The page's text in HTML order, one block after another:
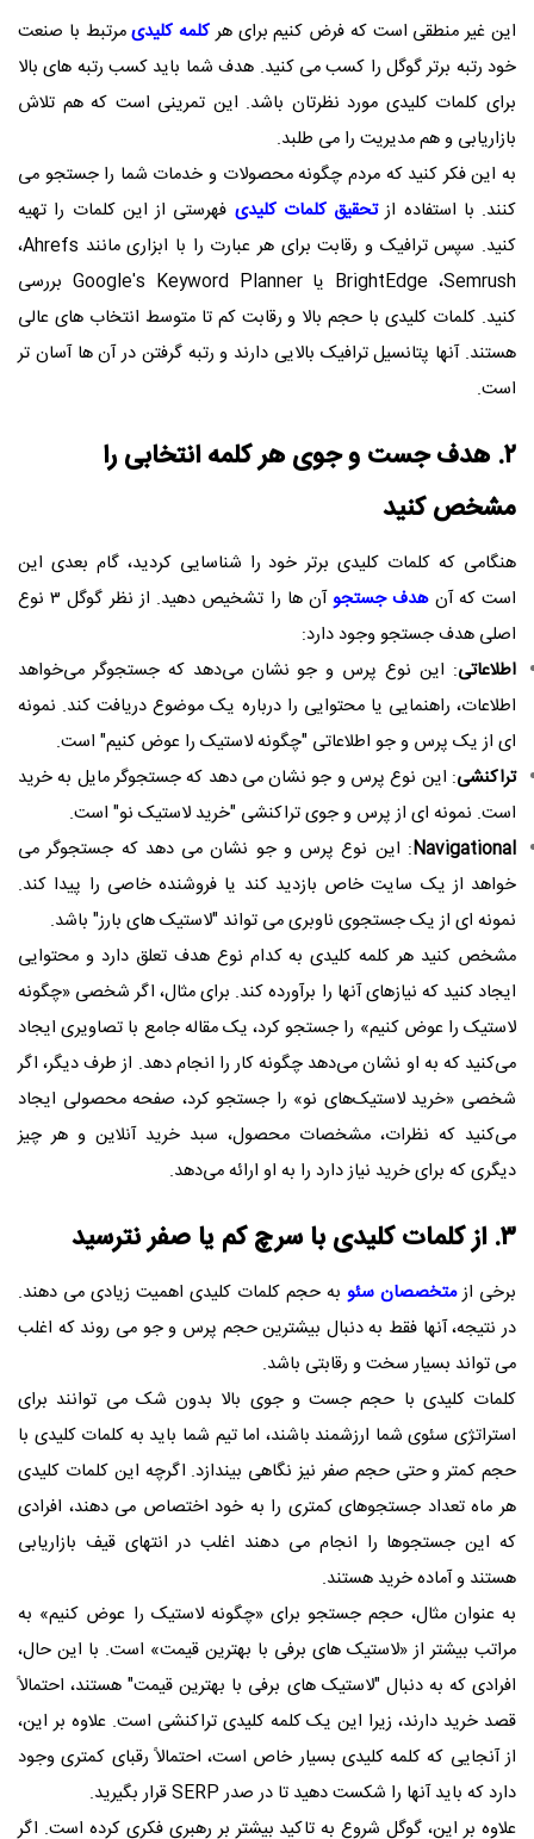
این غیر منطقی است که فرض کنیم برای هر کلمه کلیدیمرتبط با صنعت
خود رتبه برتر گوگل را کسب می کنید. هدف شما باید کسب رتبه های بالا
برای کلمات کلیدی مورد نظرتان باشد. این تمرینی است که هم تلاش
بازاریابی و هم مدیریت را می طلبد.
به این فکر کنید که مردم چگونه محصولات و خدمات شما را جستجو می
کنند. با استفاده ازتحقیق کلمات کلیدی فهرستی از این کلمات را تهیه
کنید. سپس ترافیک و رقابت برای هر عبارت را با ابزاری مانند Ahrefs،
Semrush، BrightEdge یاGoogle's Keyword Planner بررسی
کنید. کلمات کلیدی با حجم بالا و رقابت کم تا متوسط انتخاب های عالی
هستند. آنها پتانسیل ترافیک بالایی دارند و رتبه گرفتن در آن ها آسان تر
است.
۲. هدف جست و جوی هر کلمه انتخابی را
مشخص کنید
هنگامی که کلمات کلیدی برتر خود را شناسایی کردید، گام بعدی این
است که آنهدف جستجو
آن ها را تشخیص دهید. از نظر گوگل ۳ نوع
اصلی هدف جستجو وجود دارد:
اطلاعاتی: این نوع پرس و جو نشان می‌دهد که جستجوگر می‌خواهد
اطلاعات، راهنمایی یا محتوایی را درباره یک موضوع دریافت کند. نمونه
ای از یک پرس و جو اطلاعاتی "چگونه لاستیک را عوض کنیم" است.
تراکنشی: این نوع پرس و جو نشان می دهد که جستجوگر مایل به خرید
است. نمونه ای از پرس و جوی تراکنشی "خرید لاستیک نو" است.
Navigational: این نوع پرس و جو نشان می دهد که جستجوگر می
خواهد از یک سایت خاص بازدید کند یا فروشنده خاصی را پیدا کند.
نمونه ای از یک جستجوی ناوبری می تواند "لاستیک های بارز" باشد.
مشخص کنید هر کلمه کلیدی به کدام نوع هدف تعلق دارد و محتوایی
ایجاد کنید که نیازهای آنها را برآورده کند. برای مثال، اگر شخصی «چگونه
لاستیک را عوض کنیم» را جستجو کرد، یک مقاله جامع با تصاویری ایجاد
می‌کنید که به او نشان می‌دهد چگونه کار را انجام دهد. از طرف دیگر، اگر
شخصی «خرید لاستیک‌های نو» را جستجو کرد، صفحه محصولی ایجاد
می‌کنید که نظرات، مشخصات محصول، سبد خرید آنلاین و هر چیز
دیگری که برای خرید نیاز دارد را به او ارائه می‌دهد.
۳. از کلمات کلیدی با سرچ کم یا صفر نترسید
برخی ازمتخصصان سئو به حجم کلمات کلیدی اهمیت زیادی می دهند.
در نتیجه، آنها فقط به دنبال بیشترین حجم پرس و جو می روند که اغلب
می تواند بسیار سخت و رقابتی باشد.
کلمات کلیدی با حجم جست و جوی بالا بدون شک می توانند برای
استراتژی سئوی شما ارزشمند باشند، اما تیم شما باید به کلمات کلیدی با
حجم کمتر و حتی حجم صفر نیز نگاهی بیندازد. اگرچه این کلمات کلیدی
هر ماه تعداد جستجوهای کمتری را به خود اختصاص می دهند، افرادی
که این جستجوها را انجام می دهند اغلب در انتهای قیف بازاریابی
هستند و آماده خرید هستند.
به عنوان مثال، حجم جستجو برای «چگونه لاستیک را عوض کنیم» به
مراتب بیشتر از «لاستیک های برفی با بهترین قیمت» است. با این حال،
افرادی که به دنبال "لاستیک های برفی با بهترین قیمت" هستند، احتمالاً
قصد خرید دارند، زیرا این یک کلمه کلیدی تراکنشی است. علاوه بر این،
از آنجایی که کلمه کلیدی بسیار خاص است، احتمالاً رقبای کمتری وجود
دارد که باید آنها را شکست دهید تا در صدر SERPقرار بگیرید.
علاوه بر این، گوگل شروع به تاکید بیشتر بر رهبری فکری کرده است. اگر